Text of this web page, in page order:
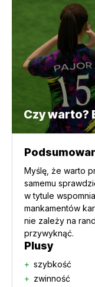
Czy warto?
Myślę, że warto
samemu
w tytule
mankamentów
nie zależy na
przywyknąć.
Plusy
szybkość
zwinność